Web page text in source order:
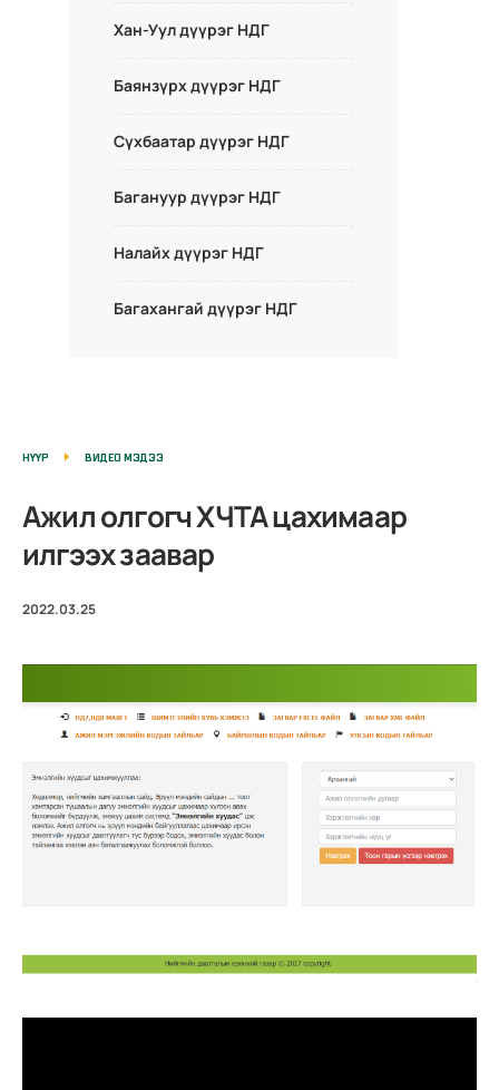
Хан-Уул дүүрэг НДГ
Баянзүрх дүүрэг НДГ
Сүхбаатар дүүрэг НДГ
Багануур дүүрэг НДГ
Налайх дүүрэг НДГ
Багахангай дүүрэг НДГ
НҮҮР ВИДЕО МЭДЭЭ
Ажил олгогч ХЧТА цахимаар
илгээх заавар
2022.03.25